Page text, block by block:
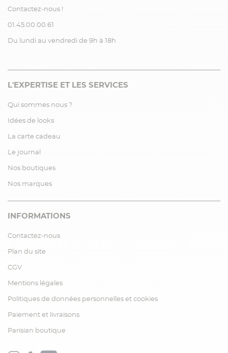
Contactez-nous !
01.45.00.00.61
Du lundi au vendredi de 9h à 18h
L'EXPERTISE ET LES SERVICES
Qui sommes nous ?
Idées de looks
La carte cadeau
Le journal
Nos boutiques
Nos marques
INFORMATIONS
Contactez-nous
Plan du site
CGV
Mentions légales
Politiques de données personnelles et cookies
Paiement et livraisons
Parisian boutique